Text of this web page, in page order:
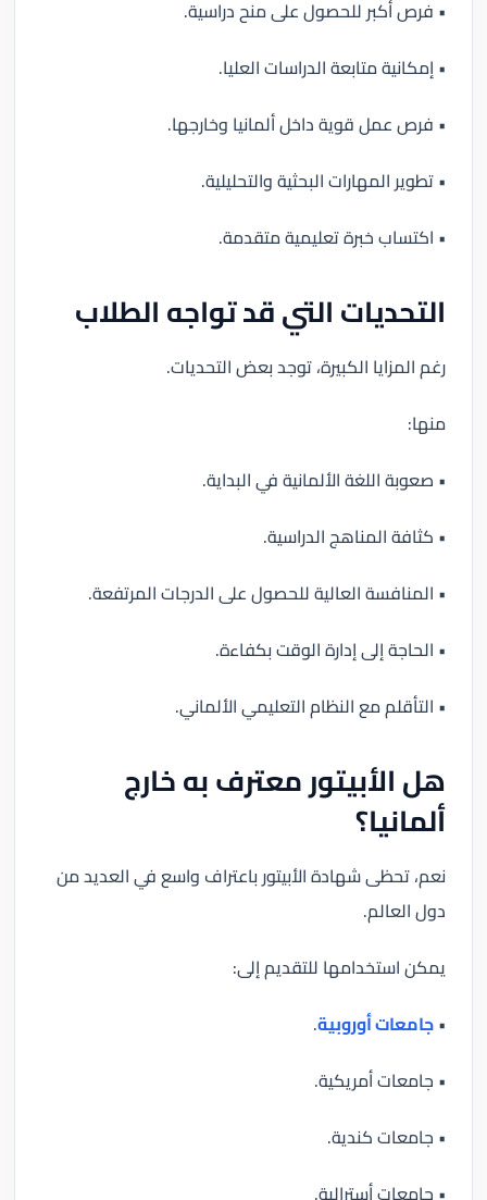
• فرص أكبر للحصول على منح دراسية.
• إمكانية متابعة الدراسات العليا.
• فرص عمل قوية داخل ألمانيا وخارجها.
• تطوير المهارات البحثية والتحليلية.
• اكتساب خبرة تعليمية متقدمة.
التحديات التي قد تواجه الطلاب
رغم المزايا الكبيرة، توجد بعض التحديات.
منها:
• صعوبة اللغة الألمانية في البداية.
• كثافة المناهج الدراسية.
• المنافسة العالية للحصول على الدرجات المرتفعة.
• الحاجة إلى إدارة الوقت بكفاءة.
• التأقلم مع النظام التعليمي الألماني.
هل الأبيتور معترف به خارج
ألمانيا؟
نعم، تحظى شهادة الأبيتور باعتراف واسع في العديد من
دول العالم.
يمكن استخدامها للتقديم إلى:
•جامعات أوروبية.
• جامعات أمريكية.
• جامعات كندية.
• جامعات أسترالية.